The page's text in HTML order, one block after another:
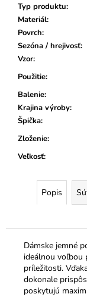
Typ produktu:
Materiál:
Povrch:
Sezóna / hrejivosť:
Vzor:
Použitie:
Balenie:
Krajina výroby:
Špička:
Zloženie:
Veľkosť:
Popis
Dámske jemné
ideálnou voľbou
príležitosti.
dokonale
poskytujú